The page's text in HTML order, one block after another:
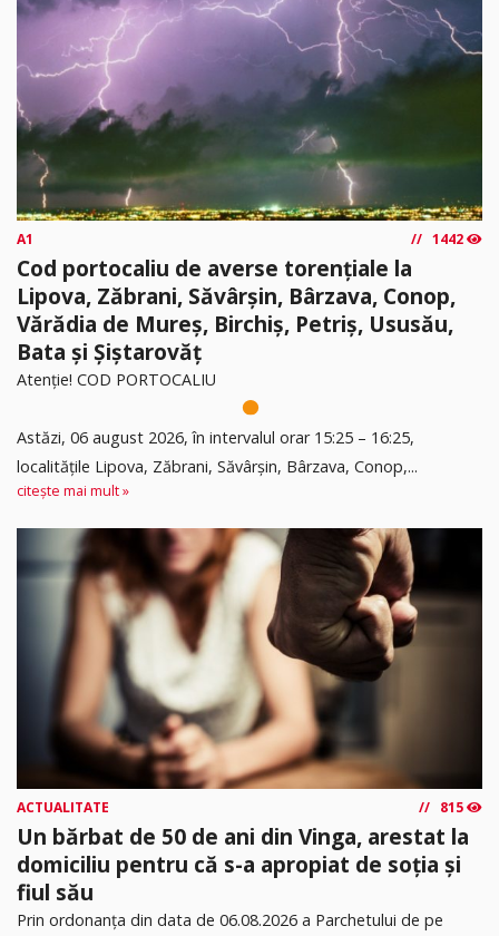
A1 1442
Cod portocaliu de averse torențiale la
Lipova, Zăbrani, Săvârșin, Bârzava, Conop,
Vărădia de Mureș, Birchiș, Petriș, Ususău,
Bata și Șiștarovăț
Atenție! COD PORTOCALIU
Astăzi, 06 august 2026, în intervalul orar 15:25 – 16:25,
localitățile Lipova, Zăbrani, Săvârșin, Bârzava, Conop,...
citește mai mult »
ACTUALITATE 815
Un bărbat de 50 de ani din Vinga, arestat la
domiciliu pentru că s-a apropiat de soția și
fiul său
Prin ordonanța din data de 06.08.2026 a Parchetului de pe